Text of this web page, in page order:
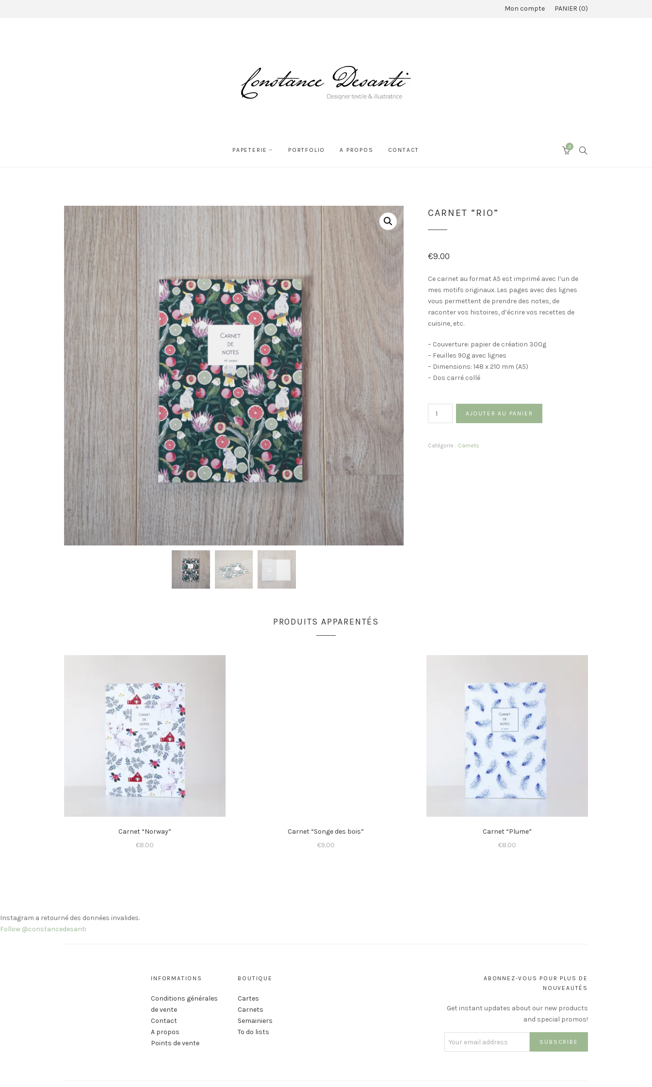
Mon compte PANIER 0
PAPETERIE PORTFOLIO A PROPOS CONTACT
SEARCH
0
CARNET “RIO”
€9.00
Ce carnet au format A5 est imprimé avec l’un de
mes motifs originaux. Les pages avec des lignes
vous permettent de prendre des notes, de
raconter vos histoires, d’écrire vos recettes de
cuisine, etc.
– Couverture: papier de création 300g
– Feuilles 90g avec lignes
– Dimensions: 148 x 210 mm (A5)
– Dos carré collé
AJOUTER AU PANIER
Catégorie : Carnets
PRODUITS APPARENTÉS
Carnet “Norway”
€8.00
Carnet “Songe des bois”
€9.00
Carnet “Plume”
€8.00
Instagram a retourné des données invalides.
Follow @constancedesanti
INFORMATIONS
Conditions générales
de vente
Contact
A propos
Points de vente
BOUTIQUE
Cartes
Carnets
Semainiers
To do lists
ABONNEZ-VOUS POUR PLUS DE
NOUVEAUTÉS
Get instant updates about our new products
and special promos!